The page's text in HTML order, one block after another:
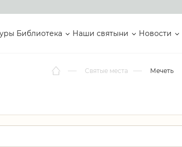
Библиотека Наши святыни Новости
Святые места Мечеть